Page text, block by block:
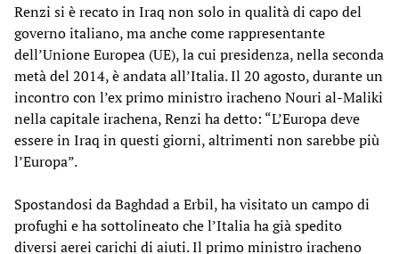
Renzi si è recato in Iraq non solo in qualità di capo del
governo italiano, ma anche come rappresentante
dell’Unione Europea (UE), la cui presidenza, nella seconda
metà del 2014, è andata all’Italia. Il 20 agosto, durante un
incontro con l’ex primo ministro iracheno Nouri al-Maliki
nella capitale irachena, Renzi ha detto: “L’Europa deve
essere in Iraq in questi giorni, altrimenti non sarebbe più
l’Europa”.
Spostandosi da Baghdad a Erbil, ha visitato un campo di
profughi e ha sottolineato che l’Italia ha già spedito
diversi aerei carichi di aiuti. Il primo ministro iracheno